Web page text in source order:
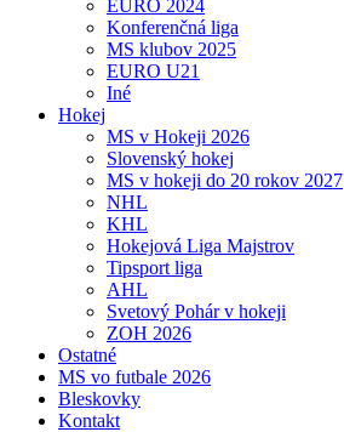
EURO 2024
Konferenčná liga
MS klubov 2025
EURO U21
Iné
Hokej
MS v Hokeji 2026
Slovenský hokej
MS v hokeji do 20 rokov 2027
NHL
KHL
Hokejová Liga Majstrov
Tipsport liga
AHL
Svetový Pohár v hokeji
ZOH 2026
Ostatné
MS vo futbale 2026
Bleskovky
Kontakt